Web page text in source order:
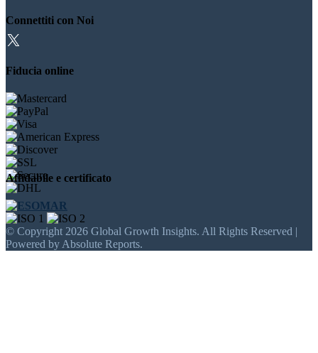
Connettiti con Noi
Fiducia online
Affidabile e certificato
© Copyright 2026 Global Growth Insights. All Rights Reserved |
Powered by Absolute Reports.